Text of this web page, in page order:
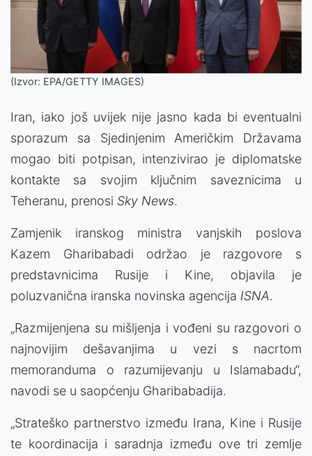
(Izvor: EPA/GETTY IMAGES)
Iran, iako još uvijek nije jasno kada bi eventualni
sporazum sa Sjedinjenim Američkim Državama
mogao biti potpisan, intenzivirao je diplomatske
kontakte sa svojim ključnim saveznicima u
Teheranu, prenosi Sky News.
Zamjenik iranskog ministra vanjskih poslova
Kazem Gharibabadi održao je razgovore s
predstavnicima Rusije i Kine, objavila je
poluzvanična iranska novinska agencija ISNA.
„Razmijenjena su mišljenja i vođeni su razgovori o
najnovijim dešavanjima u vezi s nacrtom
memoranduma o razumijevanju u Islamabadu“,
navodi se u saopćenju Gharibabadija.
„Strateško partnerstvo između Irana, Kine i Rusije
te koordinacija i saradnja između ove tri zemlje